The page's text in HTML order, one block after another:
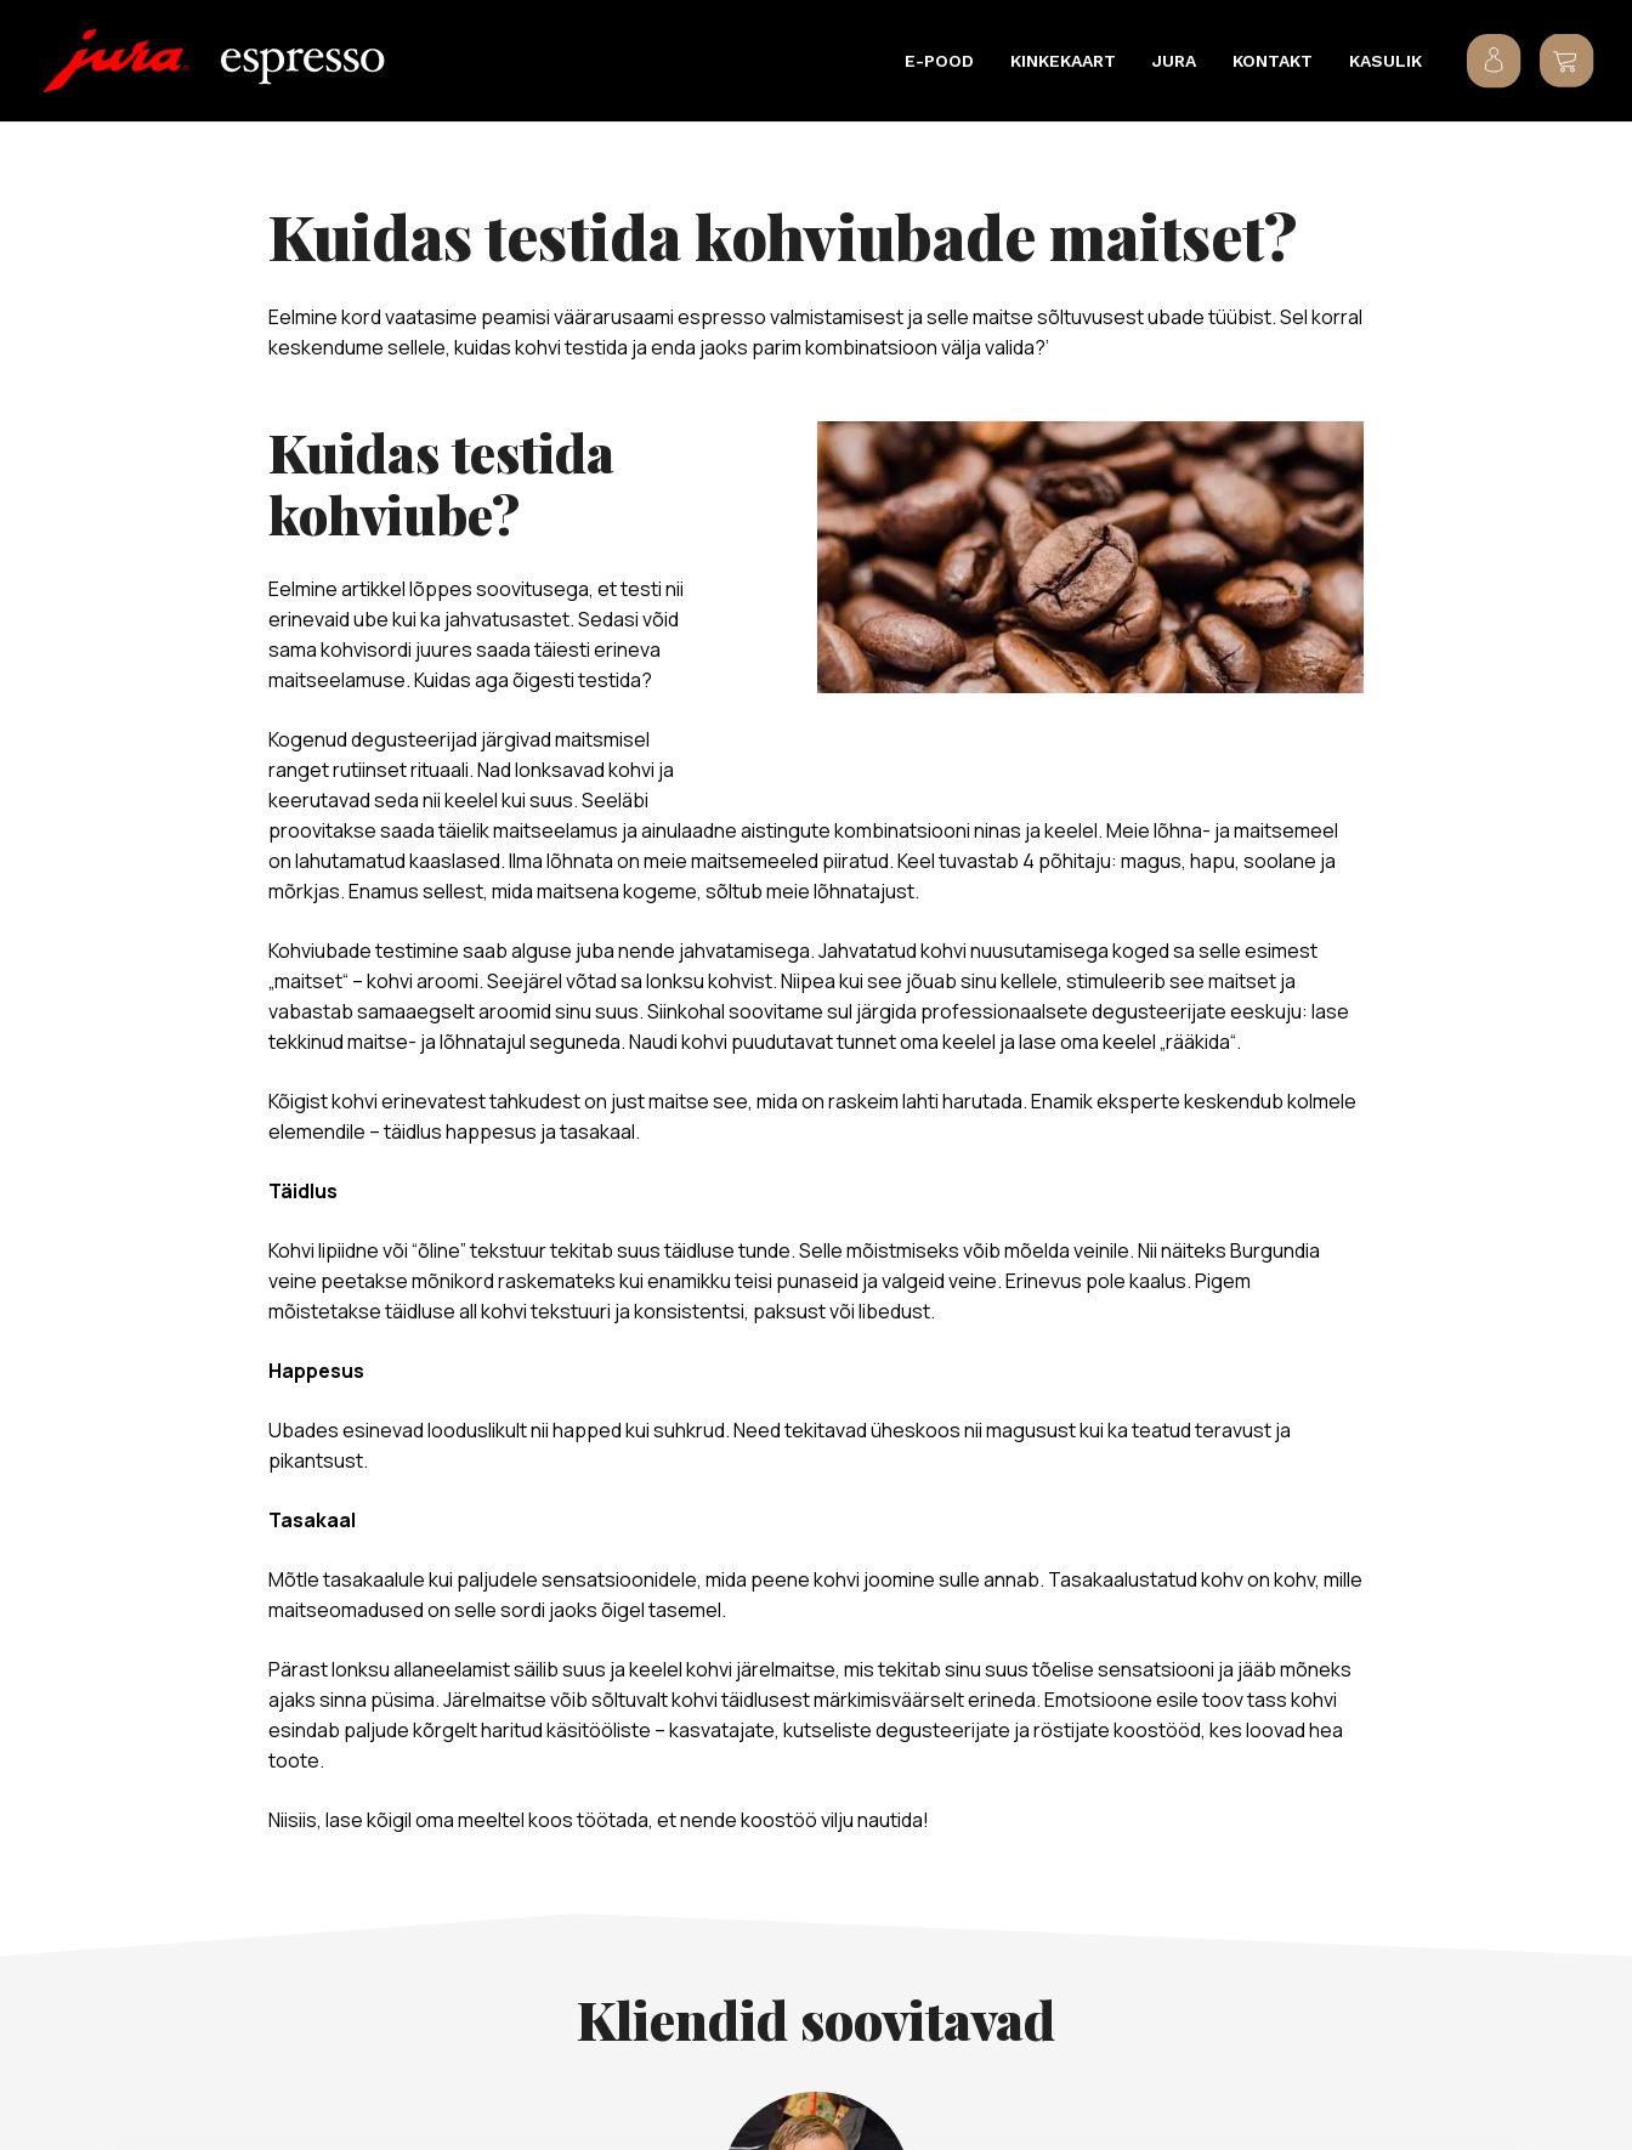
E-POOD KINKEKAART JURA KONTAKT KASULIK
kuidas testida kohviubade maitset?
Eelmine kord vaatasime peamisi väärarusaami espresso valmistamisest ja selle maitse sõltuvusest ubade tüübist. Sel korral
keskendume sellele, kuidas kohvi testida ja enda jaoks parim kombinatsioon välja valida?’
Kuidas testida
kohviube?
Eelmine artikkel lõppes soovitusega, et testi nii
erinevaid ube kui ka jahvatusastet. Sedasi võid
sama kohvisordi juures saada täiesti erineva
maitseelamuse. Kuidas aga õigesti testida?
Kogenud degusteerijad järgivad maitsmisel
ranget rutiinset rituaali. Nad lonksavad kohvi ja
keerutavad seda nii keelel kui suus. Seeläbi
proovitakse saada täielik maitseelamus ja ainulaadne aistingute kombinatsiooni ninas ja keelel. Meie lõhna- ja maitsemeel
on lahutamatud kaaslased. Ilma lõhnata on meie maitsemeeled piiratud. Keel tuvastab 4 põhitaju: magus, hapu, soolane ja
mõrkjas. Enamus sellest, mida maitsena kogeme, sõltub meie lõhnatajust.
Kohviubade testimine saab alguse juba nende jahvatamisega. Jahvatatud kohvi nuusutamisega koged sa selle esimest
„maitset“ – kohvi aroomi. Seejärel võtad sa lonksu kohvist. Niipea kui see jõuab sinu kellele, stimuleerib see maitset ja
vabastab samaaegselt aroomid sinu suus. Siinkohal soovitame sul järgida professionaalsete degusteerijate eeskuju: lase
tekkinud maitse- ja lõhnatajul seguneda. Naudi kohvi puudutavat tunnet oma keelel ja lase oma keelel „rääkida“.
Kõigist kohvi erinevatest tahkudest on just maitse see, mida on raskeim lahti harutada. Enamik eksperte keskendub kolmele
elemendile – täidlus happesus ja tasakaal.
Täidlus
Kohvi lipiidne või “õline” tekstuur tekitab suus täidluse tunde. Selle mõistmiseks võib mõelda veinile. Nii näiteks Burgundia
veine peetakse mõnikord raskemateks kui enamikku teisi punaseid ja valgeid veine. Erinevus pole kaalus. Pigem
mõistetakse täidluse all kohvi tekstuuri ja konsistentsi, paksust või libedust.
Happesus
Ubades esinevad looduslikult nii happed kui suhkrud. Need tekitavad üheskoos nii magusust kui ka teatud teravust ja
pikantsust.
Tasakaal
Mõtle tasakaalule kui paljudele sensatsioonidele, mida peene kohvi joomine sulle annab. Tasakaalustatud kohv on kohv, mille
maitseomadused on selle sordi jaoks õigel tasemel.
Pärast lonksu allaneelamist säilib suus ja keelel kohvi järelmaitse, mis tekitab sinu suus tõelise sensatsiooni ja jääb mõneks
ajaks sinna püsima. Järelmaitse võib sõltuvalt kohvi täidlusest märkimisväärselt erineda. Emotsioone esile toov tass kohvi
esindab paljude kõrgelt haritud käsitööliste – kasvatajate, kutseliste degusteerijate ja röstijate koostööd, kes loovad hea
toote.
Niisiis, lase kõigil oma meeltel koos töötada, et nende koostöö vilju nautida!
Kliendid soovitavad